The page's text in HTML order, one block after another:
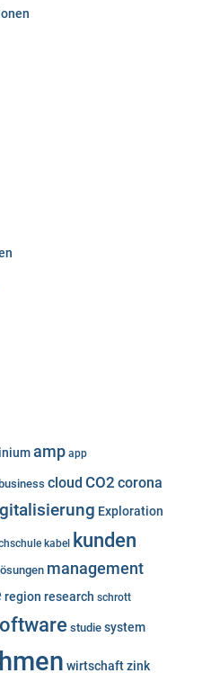
amp app
business cloud CO2 corona
Exploration
kabel kunden
lösungen management
region research schrott
studie system
wirtschaftzink